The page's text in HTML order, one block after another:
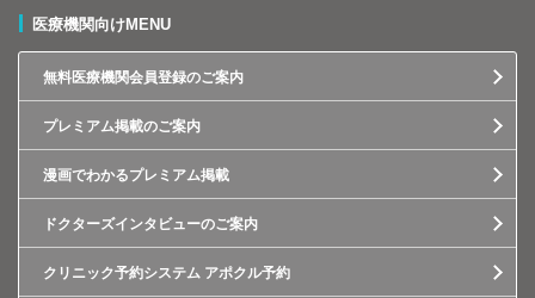
医療機関向けMENU
無料医療機関会員登録のご案内
プレミアム掲載のご案内
漫画でわかるプレミアム掲載
ドクターズインタビューのご案内
クリニック予約システム アポクル予約